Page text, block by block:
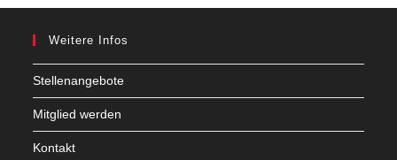
Weitere Infos
Stellenangebote
Mitglied werden
Kontakt